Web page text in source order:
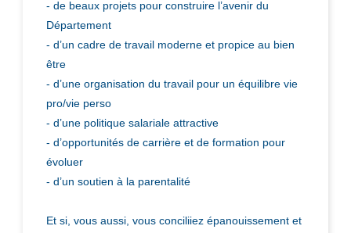
- de beaux projets pour construire l’avenir du
Département
- d’un cadre de travail moderne et propice au bien
être
- d’une organisation du travail pour un équilibre vie
pro/vie perso
- d’une politique salariale attractive
- d’opportunités de carrière et de formation pour
évoluer
- d’un soutien à la parentalité
Et si, vous aussi, vous conciliiez épanouissement et